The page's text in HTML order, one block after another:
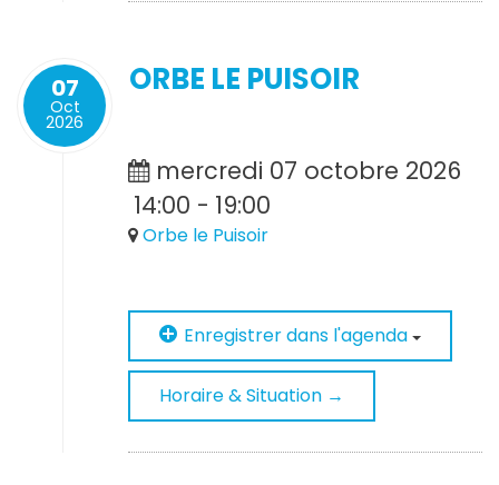
07
Oct
2026
ORBE LE PUISOIR
mercredi 07 octobre 2026
14:00 - 19:00
Orbe le Puisoir
Enregistrer dans l'agenda
Horaire & Situation →